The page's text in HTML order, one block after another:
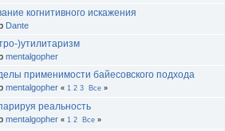
когнитивного искажения
Dante
)утилитаризм
mentalgopher
применимости байесовского подхода
mentalgopher « 1 2 3 Все »
реальность
mentalgopher « 1 2 Все »